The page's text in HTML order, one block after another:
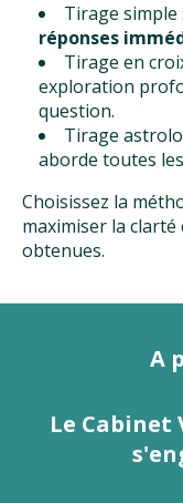
Tirage simple
réponses
Tirage en
exploration
question.
Tirage
aborde toutes
Choisissez la
maximiser la
obtenues.
A
Le Cabinet